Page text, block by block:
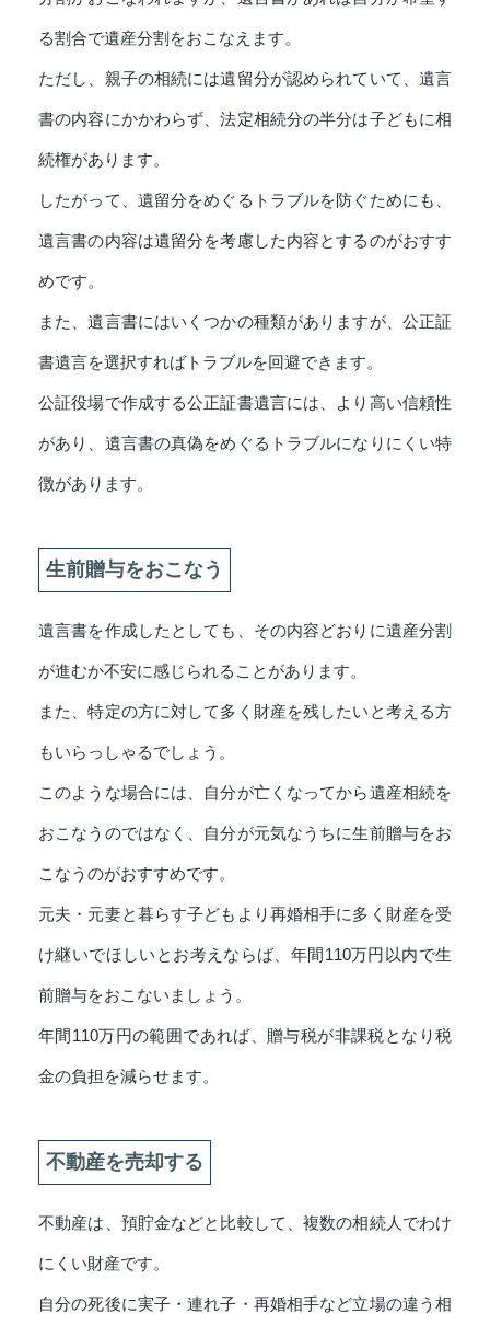
る割合で遺産分割をおこなえます。
ただし、親子の相続には遺留分が認められていて、遺言
書の内容にかかわらず、法定相続分の半分は子どもに相
続権があります。
したがって、遺留分をめぐるトラブルを防ぐためにも、
遺言書の内容は遺留分を考慮した内容とするのがおすす
めです。
また、遺言書にはいくつかの種類がありますが、公正証
書遺言を選択すればトラブルを回避できます。
公証役場で作成する公正証書遺言には、より高い信頼性
があり、遺言書の真偽をめぐるトラブルになりにくい特
徴があります。
生前贈与をおこなう
遺言書を作成したとしても、その内容どおりに遺産分割
が進むか不安に感じられることがあります。
また、特定の方に対して多く財産を残したいと考える方
もいらっしゃるでしょう。
このような場合には、自分が亡くなってから遺産相続を
おこなうのではなく、自分が元気なうちに生前贈与をお
こなうのがおすすめです。
元夫・元妻と暮らす子どもより再婚相手に多く財産を受
け継いでほしいとお考えならば、年間110万円以内で生
前贈与をおこないましょう。
年間110万円の範囲であれば、贈与税が非課税となり税
金の負担を減らせます。
不動産を売却する
不動産は、預貯金などと比較して、複数の相続人でわけ
にくい財産です。
自分の死後に実子・連れ子・再婚相手など立場の違う相